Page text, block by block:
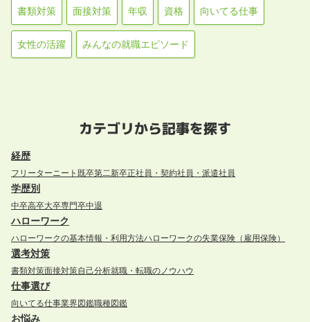
書類対策 面接対策 年収 資格 向いてる仕事
女性の活躍 みんなの就職エピソード
カテゴリから記事を探す
経歴
フリーターニート 既卒第二新卒正社員・契約社員・派遣社員
学歴別
中卒高卒大卒専門卒中退
ハローワーク
ハローワークの基本情報・利用方法ハローワークの失業保険（雇用保険）
選考対策
書類対策面接対策自己分析就職・転職のノウハウ
仕事選び
向いてる仕事業界図鑑職種図鑑
お悩み